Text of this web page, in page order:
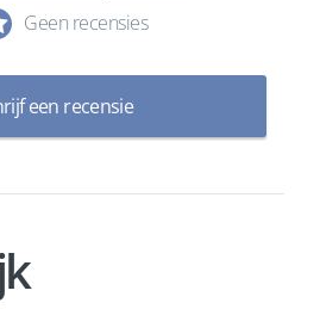
Geen recensies
een recensie